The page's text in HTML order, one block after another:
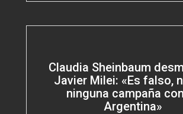
Claudia Sheinbaum
Javier Milei: «Es falso,
ninguna campaña
Argentina»